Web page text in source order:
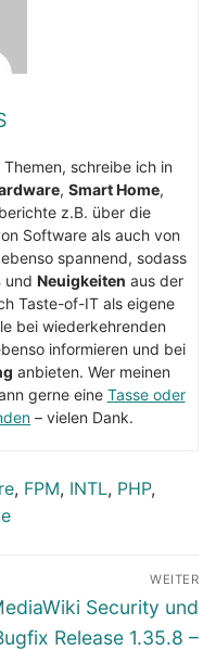
schreibe ich in
, Smart Home,
z.B. über die
Software als auch von
spannend, sodass
und Neuigkeiten aus der
Taste-of-IT als eigene
bei wiederkehrenden
informieren und bei
anbieten. Wer meinen
gerne eine Tasse oder
– vielen Dank.
, FPM, INTL, PHP,
WEITER
Security und
Release 1.35.8 –